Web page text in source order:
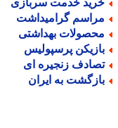
خدمت سربازی
گرامیداشت
بهداشتی
پرسپولیس
زنجیره ای
به ایران